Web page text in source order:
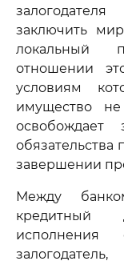
заключить
локальный
отношении
условиям
имущество
освобождает
завершении
Между
кредитный
исполнения